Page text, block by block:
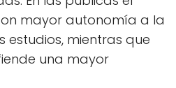
mayor autonomía a la
estudios, mientras que
una mayor